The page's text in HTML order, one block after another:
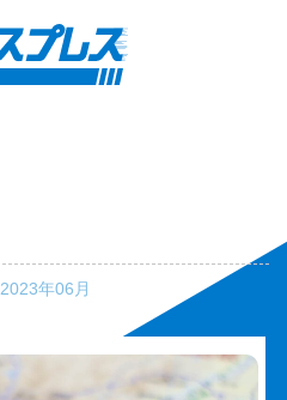
2023年06月